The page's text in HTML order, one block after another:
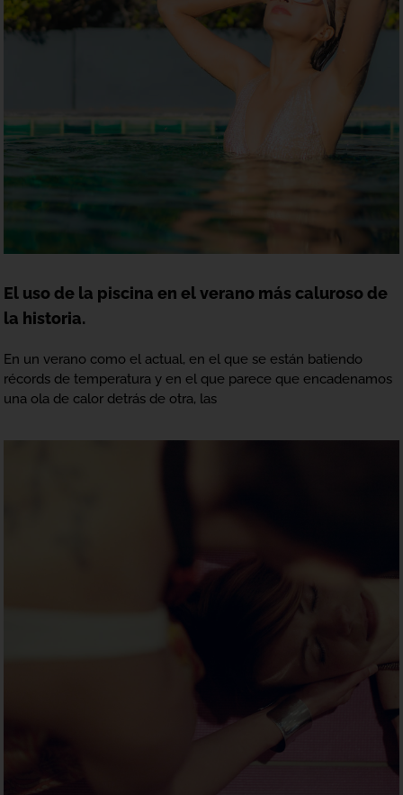
El uso de la piscina en el verano más caluroso de
la historia.
En un verano como el actual, en el que se están batiendo
récords de temperatura y en el que parece que encadenamos
una ola de calor detrás de otra, las